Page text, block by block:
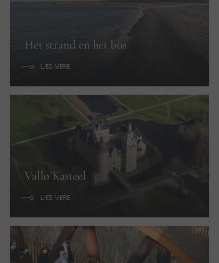
Het strand en het bos
LÆS MERE
Vallø Kasteel
LÆS MERE